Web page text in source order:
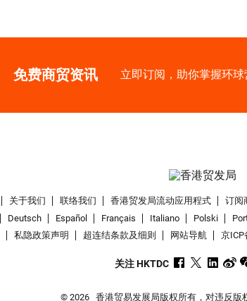
免费商贸资讯 立即订阅，助你掌握环
关于我们 联络我们 香港贸发局流动应用程式 订阅
Deutsch Español Français Italiano Polski
私隐政策声明 超连结条款及细则 网站导航 京ICP
关注 HKTDC
© 2026 香港贸易发展局版权所有，对违反版